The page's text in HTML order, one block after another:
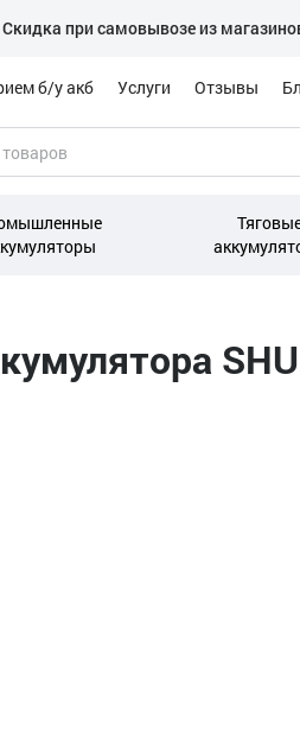
Скидка при самовывозе из
б/у акб Услуги Отзывы